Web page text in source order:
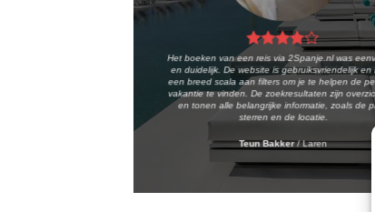
Het boeken van een reis via 2Spanje.nl was
en duidelijk. De website is gebruiksvriendelijk en
een breed scala aan filters om je te helpen de
vakantie te vinden. De zoekresultaten zijn
en tonen alle belangrijke informatie, zoals de
sterren en de locatie.
Teun Bakker /Laren